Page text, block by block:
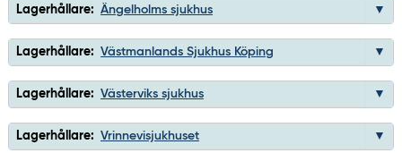
Lagerhållare: Ängelholms sjukhus
Lagerhållare: Västmanlands Sjukhus Köping
Lagerhållare: Västerviks sjukhus
Lagerhållare: Vrinnevisjukhuset